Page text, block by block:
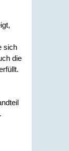
sich
die